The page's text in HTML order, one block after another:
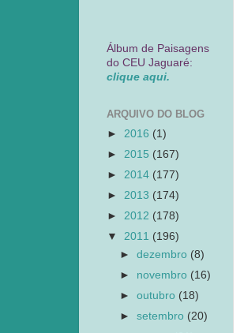
Álbum de Paisagens
do CEU Jaguaré:
clique aqui.
ARQUIVO DO BLOG
► 2016 (1)
► 2015 (167)
► 2014 (177)
► 2013 (174)
► 2012 (178)
▼ 2011 (196)
►dezembro (8)
► novembro (16)
►outubro (18)
►setembro (20)